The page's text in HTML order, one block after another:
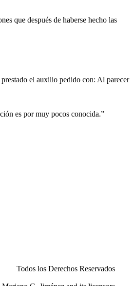
que después de haberse hecho las
el auxilio pedido con: Al parecer
es por muy pocos conocida.”
Todos los Derechos Reservados